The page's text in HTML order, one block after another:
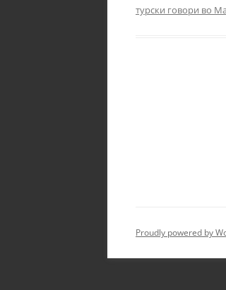
турски говори во
Proudly powered by